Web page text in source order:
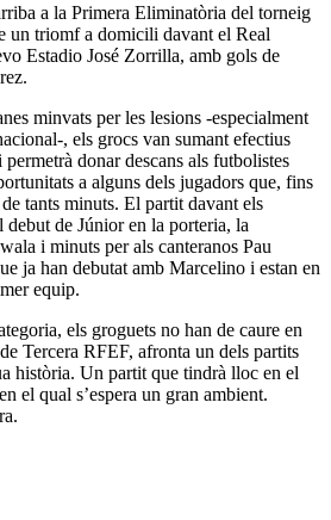
a la Primera Eliminatòria del torneig
un triomf a domicili davant el Real
Estadio José Zorrilla, amb gols de
minvats per les lesions -especialment
, els grocs van sumant efectius
donar descans als futbolistes
a alguns dels jugadors que, fins
tants minuts. El partit davant els
de Júnior en la porteria, la
i minuts per als canteranos Pau
ja han debutat amb Marcelino i estan en
equip.
els groguets no han de caure en
Tercera RFEF, afronta un dels partits
història. Un partit que tindrà lloc en el
el qual s’espera un gran ambient.